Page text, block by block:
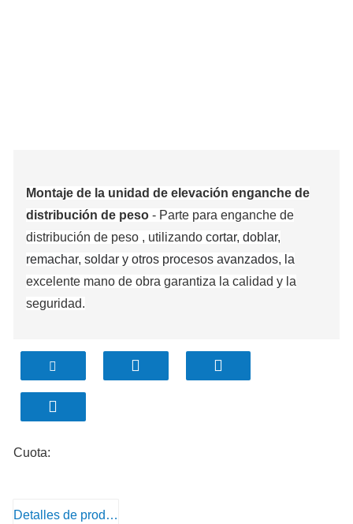
Montaje de la unidad de elevación enganche de
distribución de peso - Parte para enganche de
distribución de peso , utilizando cortar, doblar,
remachar, soldar y otros procesos avanzados, la
excelente mano de obra garantiza la calidad y la
seguridad.
Cuota:
Detalles de producto